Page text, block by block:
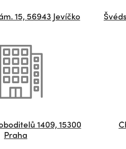
15, 56943 Jevíčko
1409, 15300
Praha